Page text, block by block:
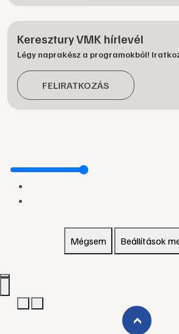
Keresztury VMK hírlevél
Légy naprakész a programokból!
FELIRATKOZÁS
Mégsem Beállítások
›